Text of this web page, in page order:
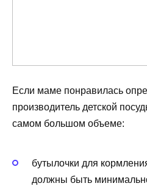
Если маме понравилась
производитель детской
самом большом объеме:
бутылочки для
должны быть